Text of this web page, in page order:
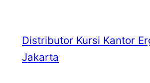
content
Distributor Kursi Kantor
Jakarta